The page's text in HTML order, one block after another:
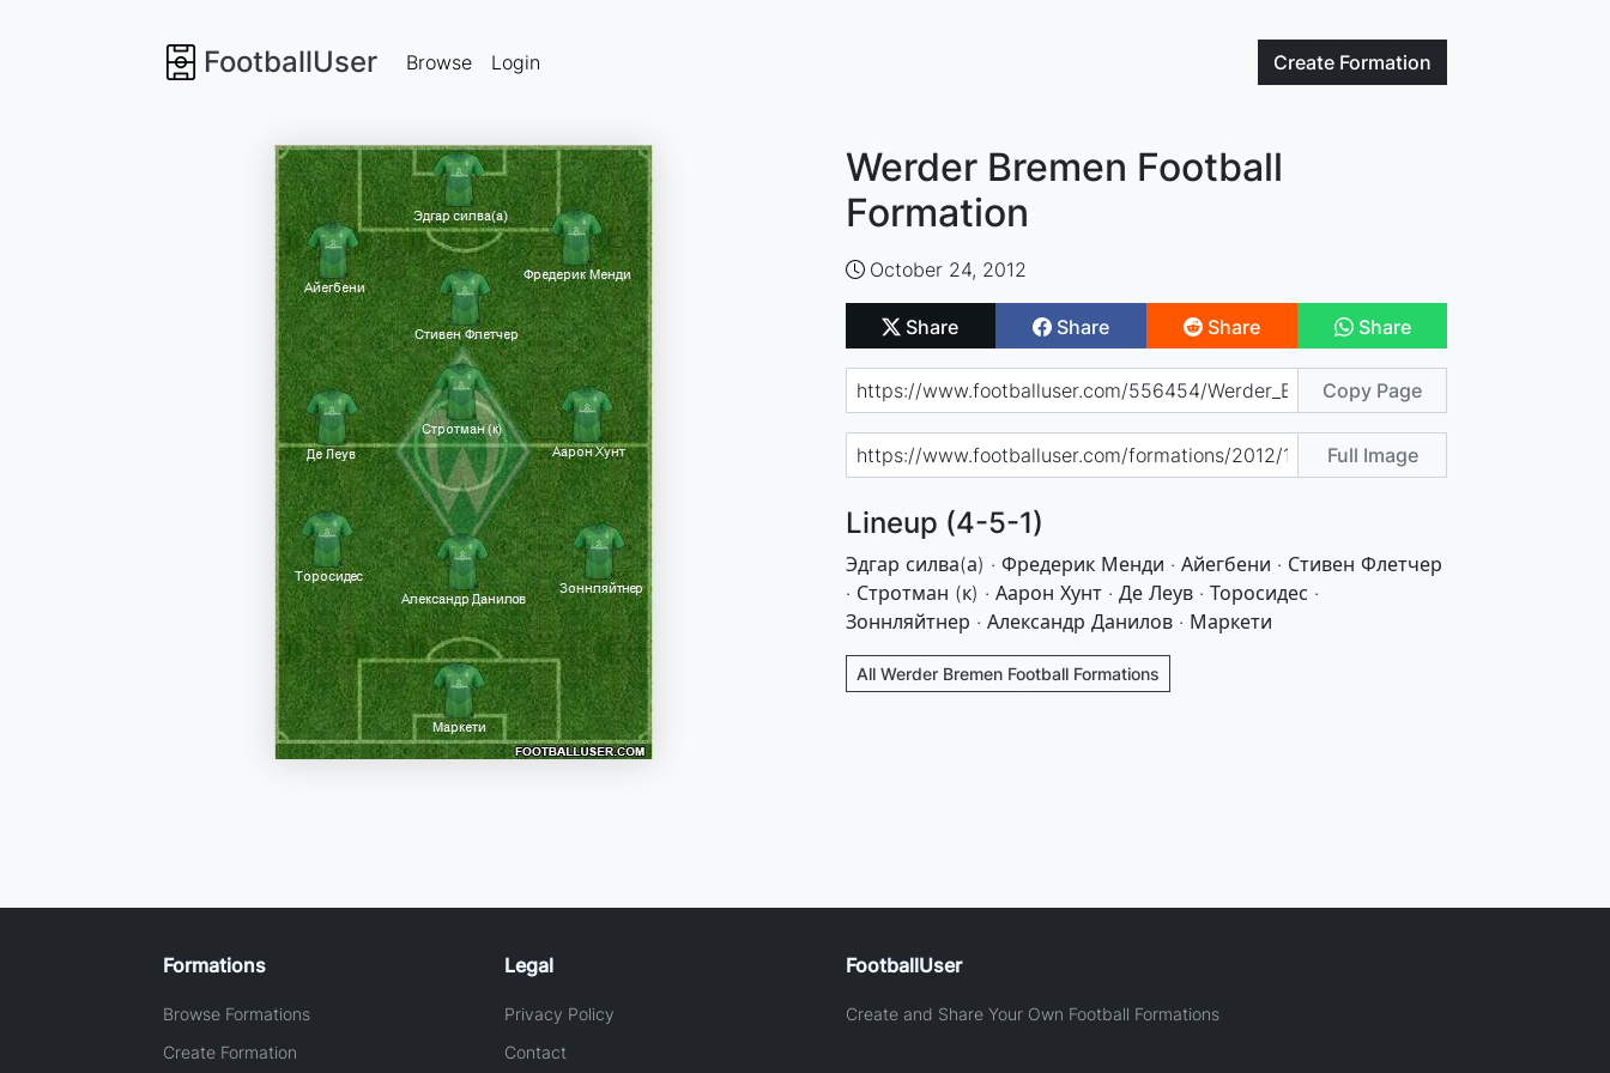
FootballUser Create Formation
Browse Login
Werder Bremen Football
Formation
October 24, 2012
Share Share Share Share
Copy Page
Full Image
Lineup (4-5-1)
Эдгар силва(а) · Фредерик Менди · Айегбени · Стивен Флетчер
· Стротман (к) · Аарон Хунт · Де Леув · Торосидес ·
Зоннляйтнер · Александр Данилов · Маркети
All Werder Bremen Football Formations
Formations
Browse Formations
Create Formation
Legal
Privacy Policy
Contact
FootballUser
Create and Share Your Own Football Formations